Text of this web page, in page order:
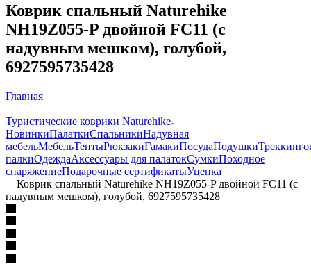
Коврик спальный Naturehike
NH19Z055-P двойной FC11 (с
надувным мешком), голубой,
6927595735428
Главная
—
Туристические коврики Naturehike
НовинкиПалаткиСпальникиНадувная
мебельМебельТентыРюкзакиГамакиПосудаПодушки
палкиОдеждаАксессуары для палатокСумкиПоходное
снаряжениеПодарочные сертификатыУценка
—Коврик спальный Naturehike NH19Z055-P двойной FC11 (с
надувным мешком), голубой, 6927595735428